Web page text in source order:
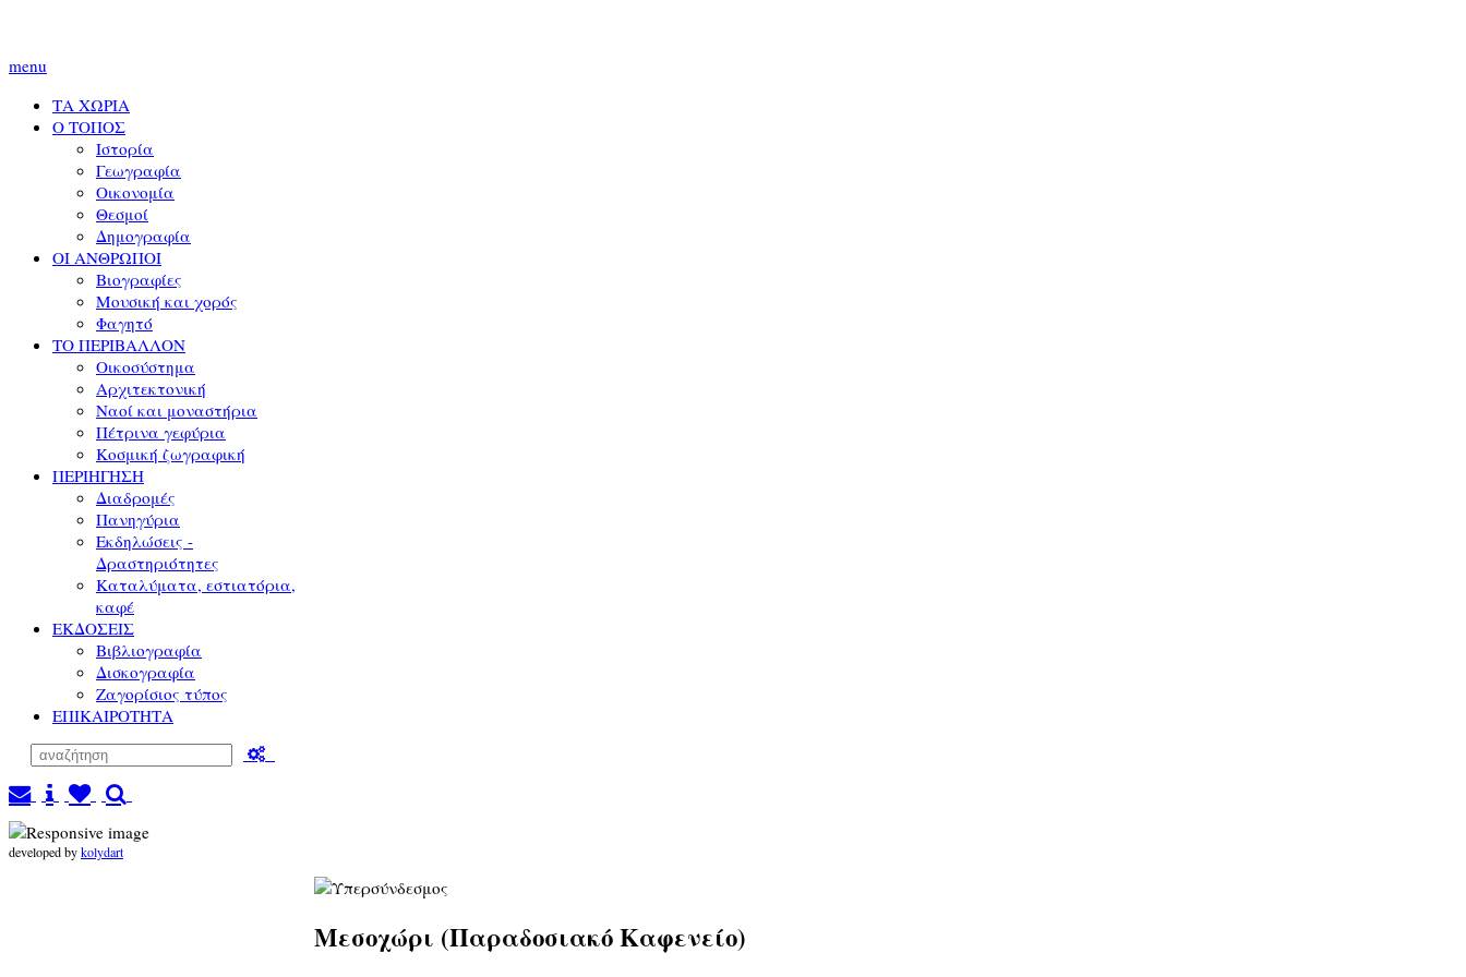
menu
ΤΑ ΧΩΡΙΑ
Ο ΤΟΠΟΣ
Ιστορία
Γεωγραφία
Οικονομία
Θεσμοί
Δημογραφία
ΟΙ ΑΝΘΡΩΠΟΙ
Βιογραφίες
Μουσική και χορός
Φαγητό
ΤΟ ΠΕΡΙΒΑΛΛΟΝ
Οικοσύστημα
Αρχιτεκτονική
Ναοί και μοναστήρια
Πέτρινα γεφύρια
Κοσμική ζωγραφική
ΠΕΡΙΗΓΗΣΗ
Διαδρομές
Πανηγύρια
Εκδηλώσεις -
Δραστηριότητες
Καταλύματα, εστιατόρια,
καφέ
ΕΚΔΟΣΕΙΣ
Βιβλιογραφία
Δισκογραφία
Ζαγορίσιος τύπος
ΕΠΙΚΑΙΡΟΤΗΤΑ
developed bykolydart
Μεσοχώρι (Παραδοσιακό Καφενείο)